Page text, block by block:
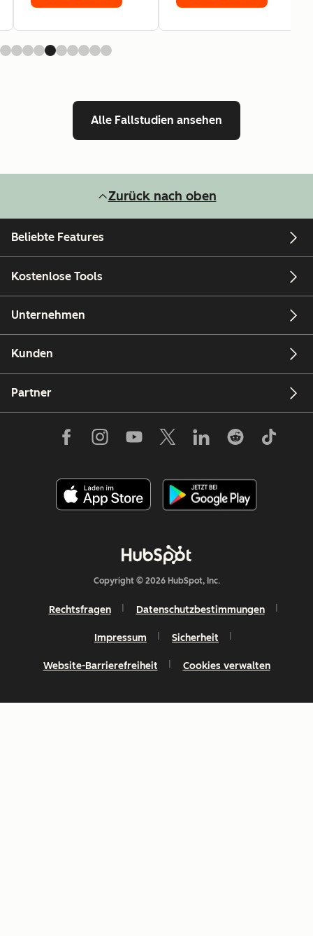
Alle Fallstudien ansehen
Zurück nach oben
Beliebte Features
Kostenlose Tools
Unternehmen
Kunden
Partner
Copyright © 2026 HubSpot, Inc.
Rechtsfragen Datenschutzbestimmungen
Impressum Sicherheit
Website-Barrierefreiheit Cookies verwalten